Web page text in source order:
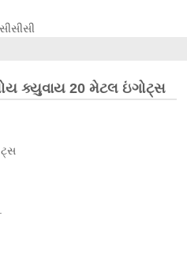
ક્યુવાય 20 મેટલ ઇંગોટ્સ